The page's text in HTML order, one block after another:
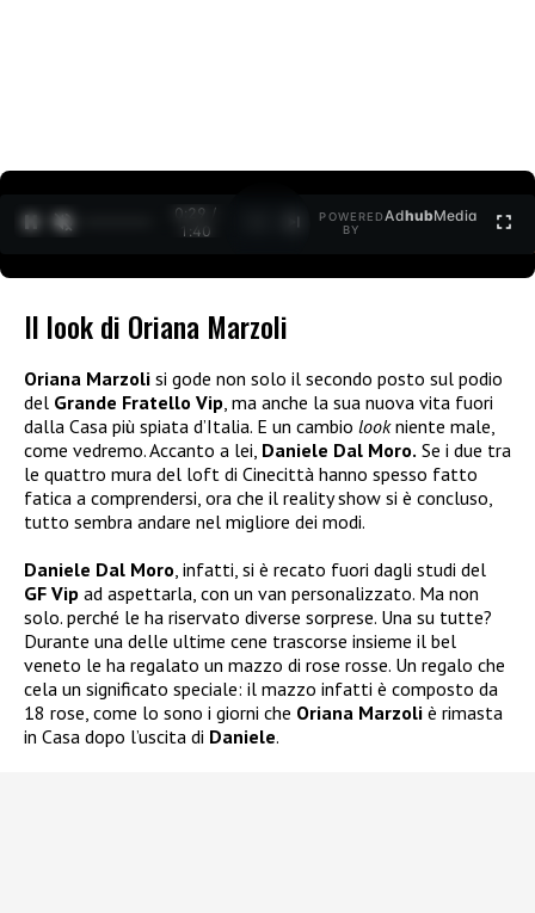
0:30 /
1:40
POWERED
BY
AdhubMedia
Il look di Oriana Marzoli
Oriana Marzoli si gode non solo il secondo posto sul podio
del Grande Fratello Vip, ma anche la sua nuova vita fuori
dalla Casa più spiata d’Italia. E un cambio lookniente male,
come vedremo. Accanto a lei, Daniele Dal Moro. Se i due tra
le quattro mura del loft di Cinecittà hanno spesso fatto
fatica a comprendersi, ora che il reality show si è concluso,
tutto sembra andare nel migliore dei modi.
Daniele Dal Moro, infatti, si è recato fuori dagli studi del
GF Vip ad aspettarla, con un van personalizzato. Ma non
solo. perché le ha riservato diverse sorprese. Una su tutte?
Durante una delle ultime cene trascorse insieme il bel
veneto le ha regalato un mazzo di rose rosse. Un regalo che
cela un significato speciale: il mazzo infatti è composto da
18 rose, come lo sono i giorni che Oriana Marzoli è rimasta
in Casa dopo l’uscita di Daniele.